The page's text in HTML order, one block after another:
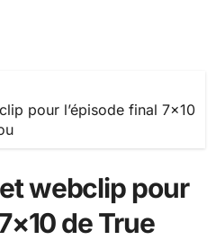
pour l’épisode final 7×10
webclip pour
de True